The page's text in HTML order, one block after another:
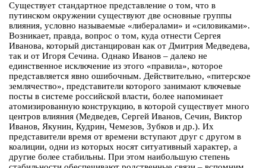
Существует стандартное представление о том, что в
путинском окружении существуют две основные группы
влияния, условно называемые «либералами» и «силовиками».
Возникает, правда, вопрос о том, куда отнести Сергея
Иванова, который дистанцирован как от Дмитрия Медведева,
так и от Игоря Сечина. Однако Иванов – далеко не
единственное исключение из этого «правила», которое
представляется явно ошибочным. Действительно, «питерское
землячество», представители которого занимают ключевые
посты в системе российской власти, более напоминает
атомизированную конструкцию, в которой существует много
центров влияния (Медведев, Сергей Иванов, Сечин, Виктор
Иванов, Якунин, Кудрин, Чемезов, Зубков и др.). Их
представители время от времени вступают друг с другом в
коалиции, одни из которых носят ситуативный характер, а
другие более стабильны. При этом наибольшую степень